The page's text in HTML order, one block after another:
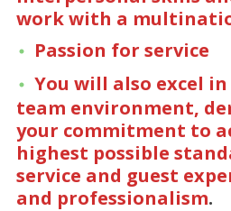
work with a
Passion for service
You will also excel
team environment,
your commitment to
highest possible
service and guest
and professionalism.